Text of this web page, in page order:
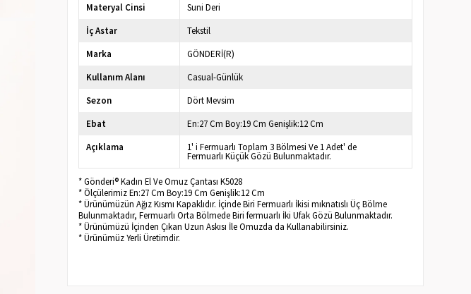
Materyal Cinsi
Suni Deri
İç Astar
Tekstil
Marka
GÖNDERİ(R)
Kullanım Alanı
Casual-Günlük
Sezon
Dört Mevsim
Ebat
En:27 Cm Boy:19 Cm Genişlik:12 Cm
Açıklama
1' i Fermuarlı Toplam 3 Bölmesi Ve 1 Adet' de
Fermuarlı Küçük Gözü Bulunmaktadır.
* Gönderi® Kadın El Ve Omuz Çantası K5028
* Ölçülerimiz En:27 Cm Boy:19 Cm Genişlik:12 Cm
* Ürünümüzün Ağız Kısmı Kapaklıdır. İçinde Biri Fermuarlı İkisi mıknatıslı Üç Bölme
Bulunmaktadır, Fermuarlı Orta Bölmede Biri fermuarlı İki Ufak Gözü Bulunmaktadır.
* Ürünümüzü İçinden Çıkan Uzun Askısı İle Omuzda da Kullanabilirsiniz.
* Ürünümüz Yerli Üretimdir.